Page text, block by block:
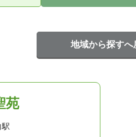
地域から探すへ
苑
駅